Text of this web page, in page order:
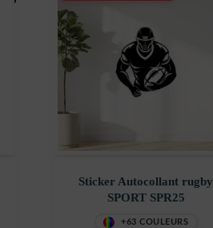
Sticker Autocollant rugby
SPORT SPR25
+63 COULEURS